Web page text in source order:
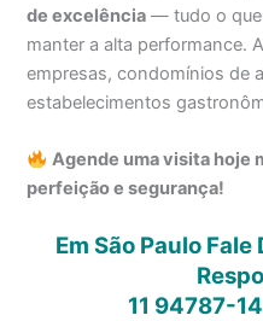
de excelência — tudo o que
manter a alta performance.
empresas, condomínios de
estabelecimentos
Agende uma visita hoje
perfeição e segurança!
Em São Paulo
11 94787-